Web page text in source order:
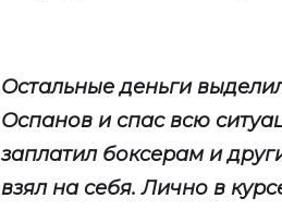
Остальные деньги
Оспанов и спас всю
заплатил боксерам и
взял на себя. Лично в